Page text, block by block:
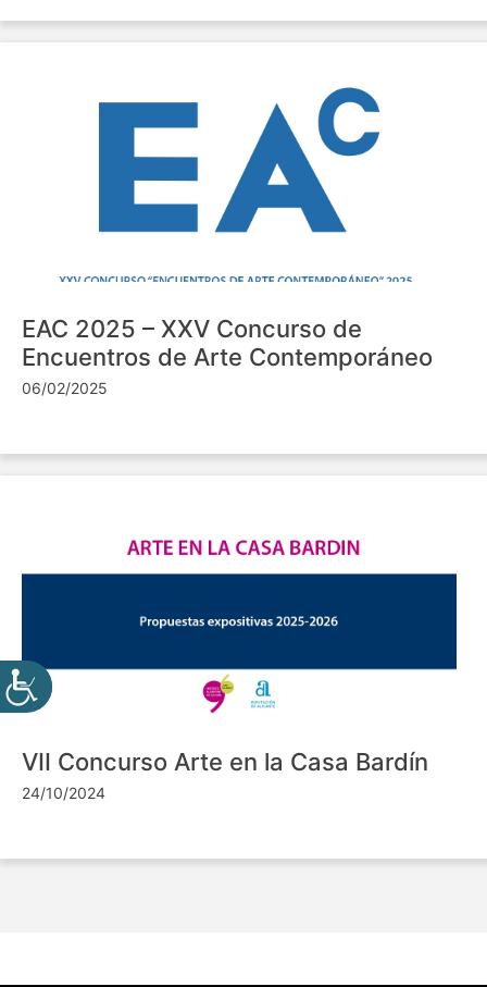
EAC 2025 – XXV Concurso de
Encuentros de Arte Contemporáneo
06/02/2025
VII Concurso Arte en la Casa Bardín
24/10/2024